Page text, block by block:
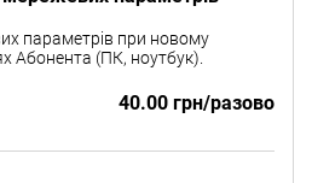
параметрів при новому
Абонента (ПК, ноутбук).
40.00 грн/разово